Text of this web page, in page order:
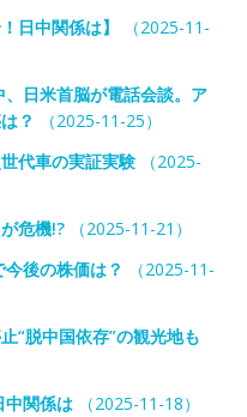
日中関係は】
（2025-11-
日米首脳が電話会談。ア
？
（2025-11-25）
代車の実証実験（2025-
危機!?（2025-11-21）
後の株価は？
（2025-11-
“脱中国依存”の観光地も
関係は（2025-11-18）